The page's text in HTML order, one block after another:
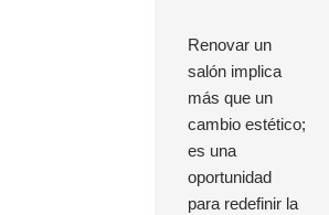
Renovar un
salón implica
más que un
cambio estético;
es una
oportunidad
para redefinir la